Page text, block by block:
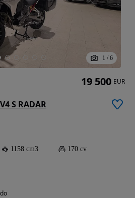
1 / 6
S RADAR
1158 cm3
170 cv
19 500 EUR